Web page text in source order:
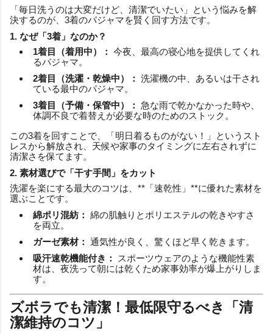
「毎日洗うのは大変だけど、清潔でいたい」という悩みを解
決するのが、3着のパジャマを賢く回す方法です。
1. なぜ「3着」なのか？
1着目（着用中）： 今夜、最高の寝心地を提供してくれ
るパジャマ。
2着目（洗濯・乾燥中）： 洗濯機の中、あるいは干され
ている最中のパジャマ。
3着目（予備・保管中）：
急な雨で乾かなかった時や、
体調不良で着替えが必要な時のためのストック。
この3着を回すことで、「明日着るものがない！」というスト
レスから解放され、天候や家事のタイミングに左右されずに
清潔さを保てます。
2. 素材選びで「干す手間」をカット
洗濯を楽にする最大のコツは、**「速乾性」**に優れた素材を
選ぶことです。
綿ポリ混紡： 綿の肌触りとポリエステルの乾きやすさ
を両立。
ガーゼ素材： 通気性が良く、驚くほど早く乾きます。
吸汗速乾機能付き：
スポーツウェアのような機能性素
材は、夜洗って朝には乾くため家事効率が爆上がりしま
す。
ズボラでも清潔！最低限守るべき「清
潔維持のコツ」